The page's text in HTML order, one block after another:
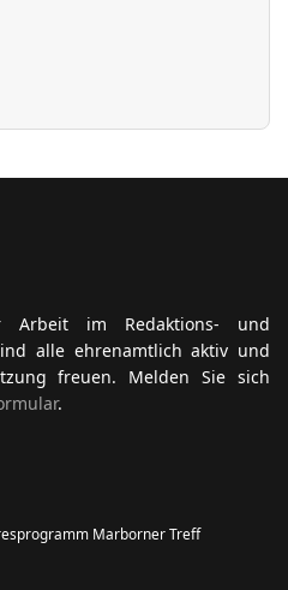
im Redaktions- und
alle ehrenamtlich aktiv und
freuen. Melden Sie sich
.
Marborner Treff